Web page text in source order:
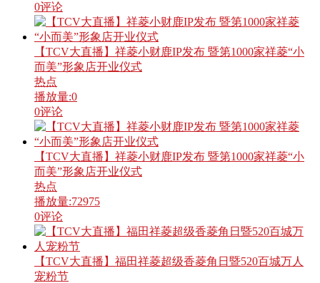
0评论
【TCV大直播】祥菱小财鹿IP发布 暨第1000家祥菱“小
而美”形象店开业仪式
热点
播放量:0
0评论
【TCV大直播】祥菱小财鹿IP发布 暨第1000家祥菱“小
而美”形象店开业仪式
热点
播放量:72975
0评论
【TCV大直播】福田祥菱超级香菱角日暨520百城万人
宠粉节